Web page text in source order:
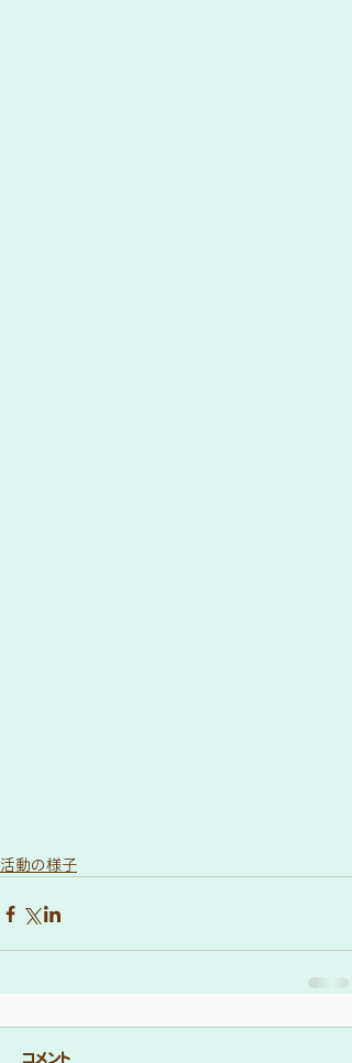
活動の様子
コメント